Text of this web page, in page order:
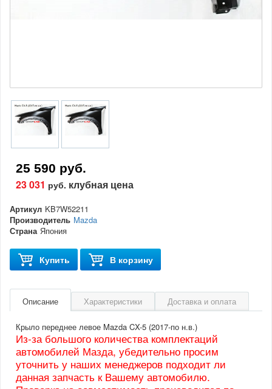
25 590 руб.
23 031 руб. клубная цена
Артикул KB7W52211
Производитель Mazda
Страна Япония
Купить В корзину
Описание Характеристики Доставка и оплата
Крыло переднее левое Mazda CX-5 (2017-по н.в.)
Из-за большого количества комплектаций
автомобилей Мазда, убедительно просим
уточнить у наших менеджеров подходит ли
данная запчасть к Вашему автомобилю.